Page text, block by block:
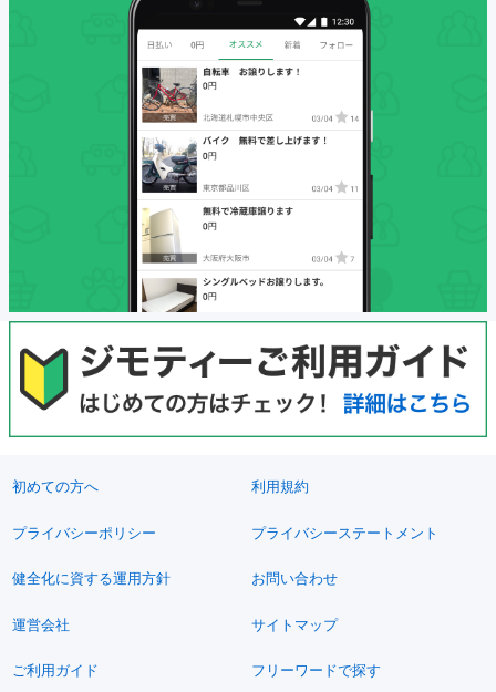
初めての方へ 利用規約
プライバシーポリシー プライバシーステートメント
健全化に資する運用方針 お問い合わせ
運営会社 サイトマップ
ご利用ガイド フリーワードで探す